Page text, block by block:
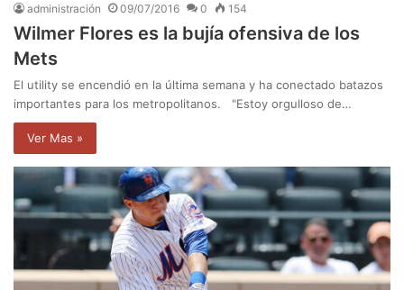
administración 09/07/2016 0 154
Wilmer Flores es la bujía ofensiva de los
Mets
El utility se encendió en la última semana y ha conectado batazos
importantes para los metropolitanos. "Estoy orgulloso de…
Ver Mas »